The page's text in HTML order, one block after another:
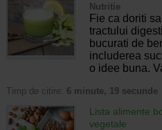
Nutritie
Fie ca doriti
tractului
bucurati de
includerea
o idee buna.
Timp de citire: 6 minute, 19 secunde
Lista alimente
vegetale